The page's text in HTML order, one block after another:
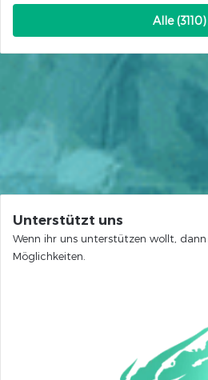
Alle (3110)
Unterstützt uns
Wenn ihr uns unterstützen wollt,
Möglichkeiten.